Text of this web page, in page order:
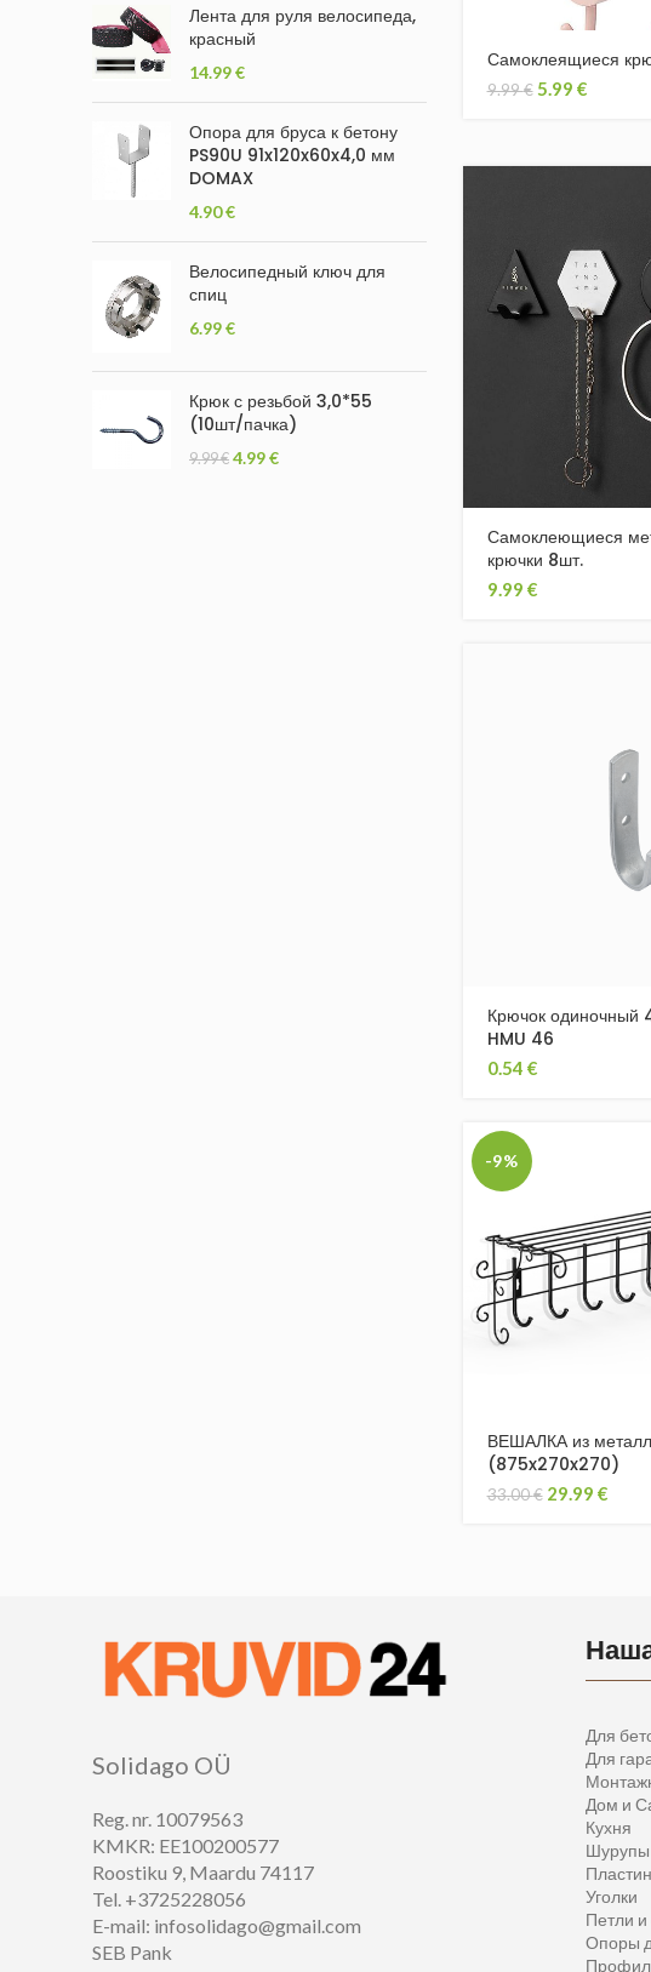
Лента для руля велосипеда,
красный
14.99€
Опора для бруса к бетону
PS90U 91x120x60x4,0 мм
DOMAX
4.90€
Велосипедный ключ для
спиц
6.99€
Крюк с резьбой 3,0*55
(10шт/пачка)
9.99€ 4.99€
Самоклеящиеся
9.99€ 5.99 €
Самоклеющиеся
крючки 8шт.
9.99 €
Крючок
HMU 46
0.54 €
-9%
ВЕШАЛКА из
(875x270x270)
33.00€ 29.99 €
Solidago OÜ
Reg. nr. 10079563
KMKR: EE100200577
Roostiku 9, Maardu 74117
Tel. +3725228056
E-mail: infosolidago@gmail.com
SEB Pank
Для
Для
Дом и
Кухня
Шурупы
Уголки
Петли
Опоры